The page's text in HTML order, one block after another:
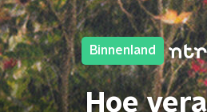
Binnenland
Hoe